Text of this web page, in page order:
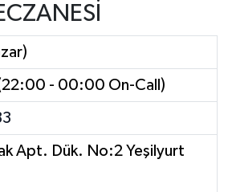
- 00:00 On-Call)
Apt. Dük. No:2 Yeşilyurt